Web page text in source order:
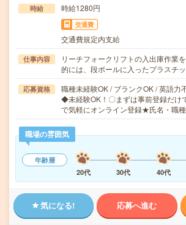
時給 時給1280円
交通費
交通費規定内支給
仕事内容
リーチフォークリフトの入出庫作業
的には、段ボールに入ったプラスチ
応募資格
職種未経験OK / ブランクOK / 英語力
◆未経験OK！〇まずは事前登録だけ
で気軽にオンライン登録★氏名・職
職場の雰囲気
年齢層
20代
30代 40代
気になる! 応募へ進む